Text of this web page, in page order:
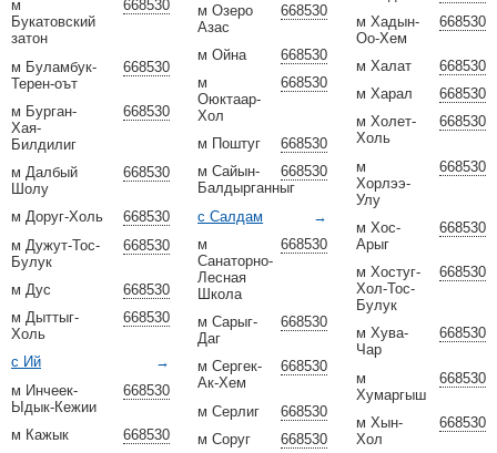
668530
м
Букатовский
затон
668530
м Буламбук-
Терен-оът
668530
м Бурган-
Хая-
Билдилиг
668530
м Далбый
Шолу
668530
м Доруг-Холь
668530
м Дужут-Тос-
Булук
668530
м Дус
668530
м Дыттыг-
Холь
→
с Ий
668530
м Инчеек-
Ыдык-Кежии
668530
м Кажык
668530
м Озеро
Азас
668530
м Ойна
668530
м
Оюктаар-
Хол
668530
м Поштуг
668530
м Сайын-
Балдырганныг
→
с Салдам
668530
м
Санаторно-
Лесная
Школа
668530
м Сарыг-
Даг
668530
м Сергек-
Ак-Хем
668530
м Серлиг
668530
м Соруг
668530
м Хадын-
Оо-Хем
668530
м Халат
668530
м Харал
668530
м Холет-
Холь
668530
м
Хорлээ-
Улу
668530
м Хос-
Арыг
668530
м Хостуг-
Хол-Тос-
Булук
668530
м Хува-
Чар
668530
м
Хумаргыш
668530
м Хын-
Хол